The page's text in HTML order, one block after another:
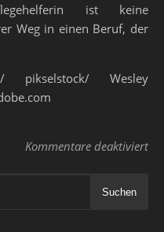
ist keine
Weg in einen Beruf, der
pikselstock/ Wesley
Kommentare deaktiviertfür
Suchen